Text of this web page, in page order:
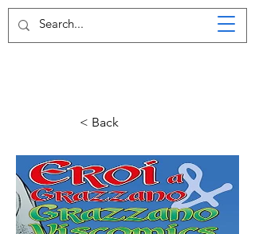
< Back